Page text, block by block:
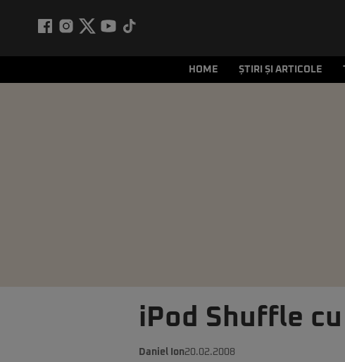
HOME ȘTIRI ȘI ARTICOLE
iPod Shuffle
Daniel Ion20.02.2008